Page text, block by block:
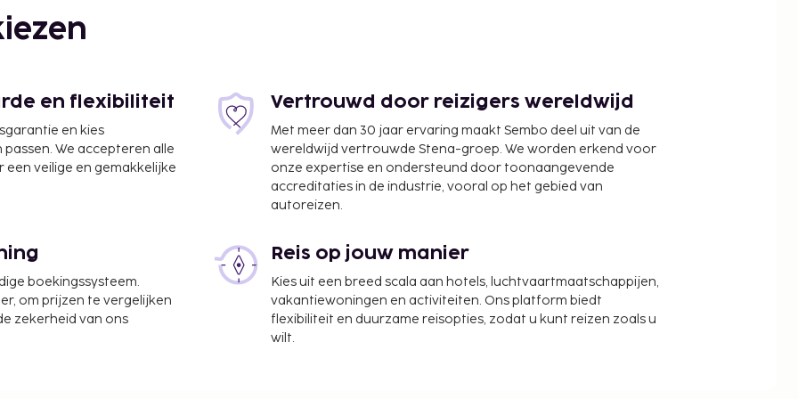
een
hotel beschikt over 6
Verwen jezelf
en flexibiliteit
en kies
We accepteren alle
veilige en gemakkelijke
Vertrouwd door reizigers wereldwijd
Met meer dan 30 jaar ervaring maakt Sembo deel uit van de
wereldwijd vertrouwde Stena-groep. We worden erkend voor
onze expertise en ondersteund door toonaangevende
accreditaties in de industrie, vooral op het gebied van
autoreizen.
boekingssysteem.
om prijzen te vergelijken
zekerheid van ons
Reis op jouw manier
Kies uit een breed scala aan hotels, luchtvaartmaatschappijen,
vakantiewoningen en activiteiten. Ons platform biedt
flexibiliteit en duurzame reisopties, zodat u kunt reizen zoals u
wilt.